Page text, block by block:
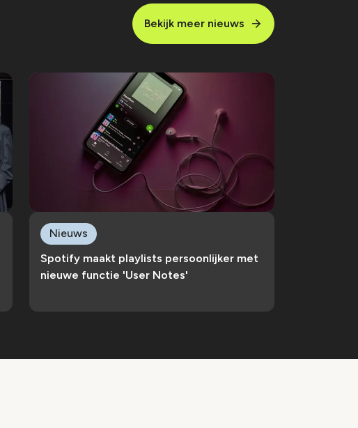
Bekijk meer nieuws
Spotify maakt playlists persoonlijker met
nieuwe functie 'User Notes'
Nieuws